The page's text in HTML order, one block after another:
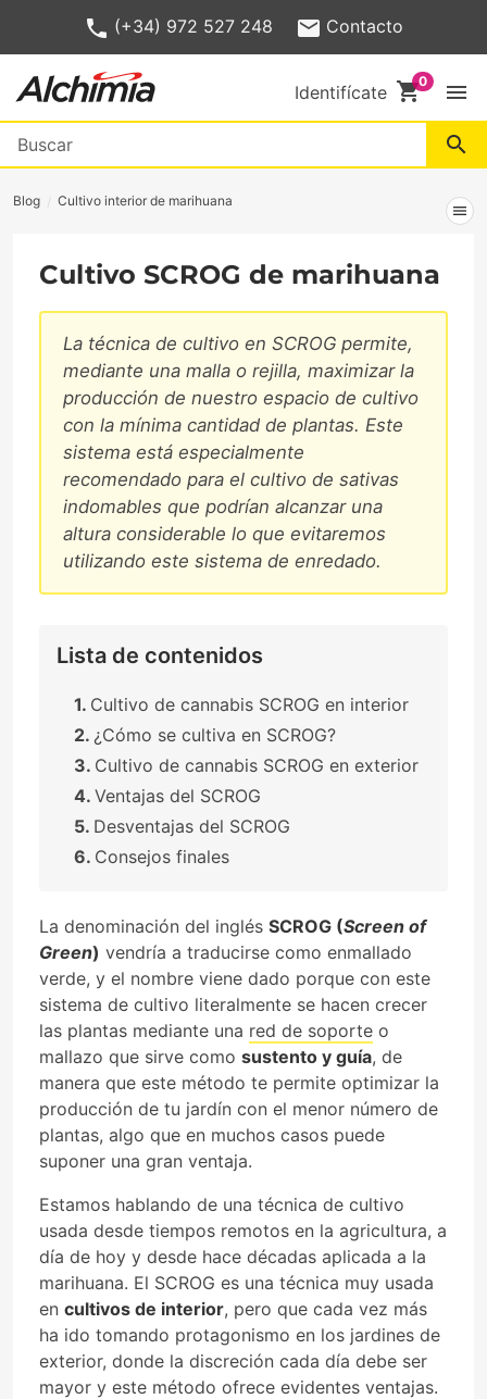
(+34) 972 527 248 Contacto
Identifícate shopping_cart menu
search
Blog Cultivo interior de marihuana
menu
Cultivo SCROG de marihuana
La técnica de cultivo en SCROG permite,
mediante una malla o rejilla, maximizar la
producción de nuestro espacio de cultivo
con la mínima cantidad de plantas. Este
sistema está especialmente
recomendado para el cultivo de sativas
indomables que podrían alcanzar una
altura considerable lo que evitaremos
utilizando este sistema de enredado.
Lista de contenidos
Cultivo de cannabis SCROG en interior
¿Cómo se cultiva en SCROG?
Cultivo de cannabis SCROG en exterior
Ventajas del SCROG
Desventajas del SCROG
Consejos finales
La denominación del inglés SCROG (Screen of
Green) vendría a traducirse como enmallado
verde, y el nombre viene dado porque con este
sistema de cultivo literalmente se hacen crecer
las plantas mediante una red de soporte o
mallazo que sirve como sustento y guía, de
manera que este método te permite optimizar la
producción de tu jardín con el menor número de
plantas, algo que en muchos casos puede
suponer una gran ventaja.
Estamos hablando de una técnica de cultivo
usada desde tiempos remotos en la agricultura, a
día de hoy y desde hace décadas aplicada a la
marihuana. El SCROG es una técnica muy usada
en cultivos de interior, pero que cada vez más
ha ido tomando protagonismo en los jardines de
exterior, donde la discreción cada día debe ser
mayor y este método ofrece evidentes ventajas.